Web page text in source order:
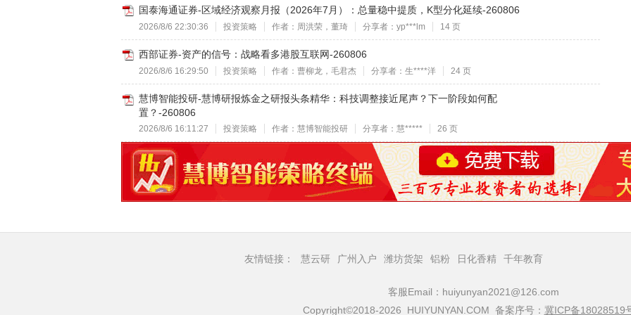
国泰海通证券-区域经济观察月报（2026年7月）：总量稳中提质，K型分化延续-260806
2026/8/6 22:30:36 投资策略 作者：周洪荣，董琦 分享者：yp***lm 14 页
西部证券-资产的信号：战略看多港股互联网-260806
2026/8/6 16:29:50 投资策略 作者：曹柳龙，毛君杰 分享者：生****洋 24 页
慧博智能投研-慧博研报炼金之研报头条精华：科技调整接近尾声？下一阶段如何配
置？-260806
2026/8/6 16:11:27 投资策略 作者：慧博智能投研 分享者：慧***** 26 页
友情链接： 慧云研 广州入户 潍坊货架 铝粉 日化香精 千年教育
客服Email：huiyunyan2021@126.com
Copyright©2018-2026 HUIYUNYAN.COM 备案序号： 冀ICP备18028519